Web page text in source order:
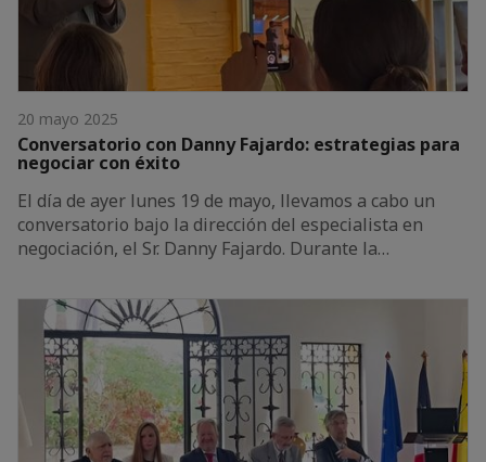
20 mayo 2025
Conversatorio con Danny Fajardo: estrategias para
negociar con éxito
El día de ayer lunes 19 de mayo, llevamos a cabo un
conversatorio bajo la dirección del especialista en
negociación, el Sr. Danny Fajardo. Durante la…